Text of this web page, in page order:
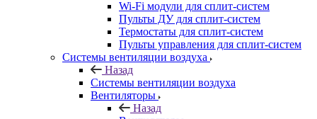
Wi-Fi модули для сплит-систем
Пульты ДУ для сплит-систем
Термостаты для сплит-систем
Пульты управления для сплит-систем
Системы вентиляции воздуха
Назад
Системы вентиляции воздуха
Вентиляторы
Назад